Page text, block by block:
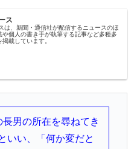
ス
は、新聞・通信社が配信するニュースのほ
や個人の書き手が執筆する記事など多種多
載しています。
男の所在を尋ねてき
いい、「何か変だと